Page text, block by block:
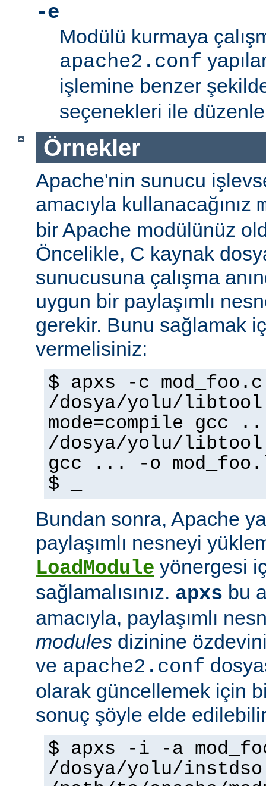
-e
Modülü kurmaya
apache2.conf
işlemine benzer
seçenekleri ile
Örnekler
Apache'nin sunucu
amacıyla kullanacağınız
bir Apache modülünüz
Öncelikle, C kaynak
sunucusuna çalışma
uygun bir paylaşımlı
gerekir. Bunu sağlamak
vermelisiniz:
$ apxs -c mod_foo.c
/dosya/yolu/
mode=compile gcc
/dosya/yolu/libtool
gcc ... -o
$ _
Bundan sonra, Apache
paylaşımlı nesneyi
LoadModule yönergesi
sağlamalısınız. apxs bu
amacıyla, paylaşımlı
modules dizinine
ve apache2.conf
olarak güncellemek için
sonuç şöyle elde
$ apxs -i -a
/dosya/yolu/